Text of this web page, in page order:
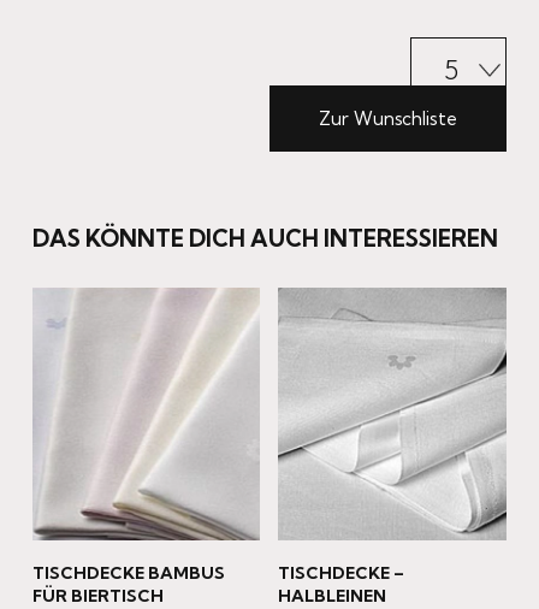
Zur Wunschliste
DAS KÖNNTE DICH AUCH INTERESSIEREN
TISCHDECKE BAMBUS
FÜR BIERTISCH
TISCHDECKE –
HALBLEINEN